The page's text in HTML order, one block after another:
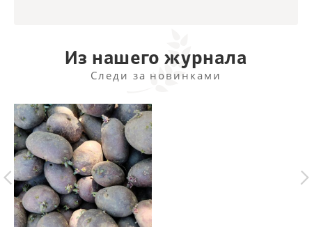
Из нашего журнала
Следи за новинками